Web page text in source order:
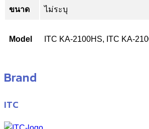
ขนาด ไม่ระบุ
Model ITC KA-2100HS, ITC KA-
Brand
ITC